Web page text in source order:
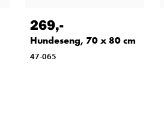
269,-
Hundeseng, 70 x 80 cm
47-065